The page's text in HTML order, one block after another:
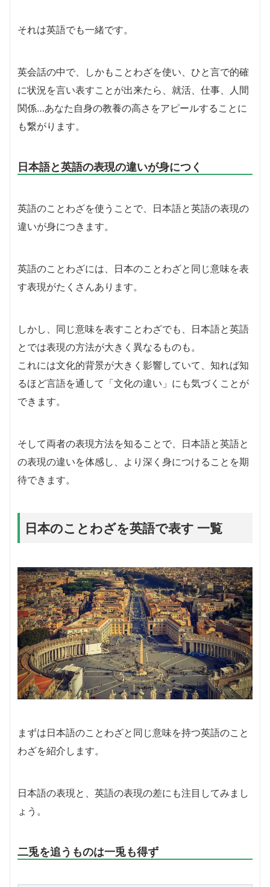
それは英語でも一緒です。
英会話の中で、しかもことわざを使い、ひと言で的確
に状況を言い表すことが出来たら、就活、仕事、人間
関係…あなた自身の教養の高さをアピールすることに
も繋がります。
日本語と英語の表現の違いが身につく
英語のことわざを使うことで、日本語と英語の表現の
違いが身につきます。
英語のことわざには、日本のことわざと同じ意味を表
す表現がたくさんあります。
しかし、同じ意味を表すことわざでも、日本語と英語
とでは表現の方法が大きく異なるものも。
これには文化的背景が大きく影響していて、知れば知
るほど言語を通して「文化の違い」にも気づくことが
できます。
そして両者の表現方法を知ることで、日本語と英語と
の表現の違いを体感し、より深く身につけることを期
待できます。
日本のことわざを英語で表す 一覧
まずは日本語のことわざと同じ意味を持つ英語のこと
わざを紹介します。
日本語の表現と、英語の表現の差にも注目してみまし
ょう。
二兎を追うものは一兎も得ず